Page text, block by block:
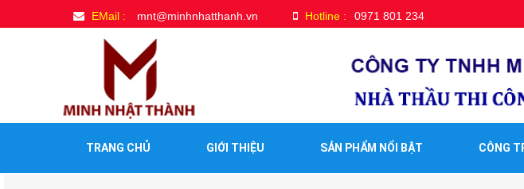
EMail : mnt@minhnhatthanh.vn Hotline : 0971 801 234
TRANG CHỦ GIỚI THIỆU SẢN PHẨM NỔI BẬT CÔNG